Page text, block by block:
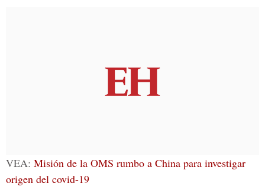
VEA: Misión de la OMS rumbo a China para investigar
origen del covid-19